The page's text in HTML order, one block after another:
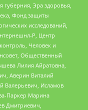
губерния, Эра здоровья,
Фонд защиты
исследований,
Р, Центр
Человек и
Общественный
Лилия Айратовна,
Аверин Виталий
Валерьевич, Исламов
Паркер Марина
Дмитриевич,